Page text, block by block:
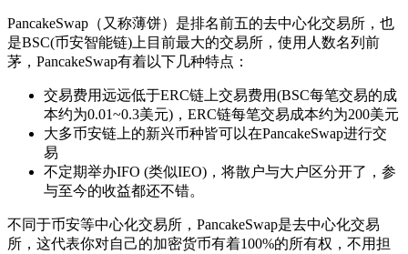
PancakeSwap（又称薄饼）是排名前五的去中心化交易所，也
是BSC(币安智能链)上目前最大的交易所，使用人数名列前
茅，PancakeSwap有着以下几种特点：
交易费用远远低于ERC链上交易费用(BSC每笔交易的成
本约为0.01~0.3美元)，ERC链每笔交易成本约为200美元
大多币安链上的新兴币种皆可以在PancakeSwap进行交
易
不定期举办IFO (类似IEO)，将散户与大户区分开了，参
与至今的收益都还不错。
不同于币安等中心化交易所，PancakeSwap是去中心化交易
所，这代表你对自己的加密货币有着100%的所有权，不用担